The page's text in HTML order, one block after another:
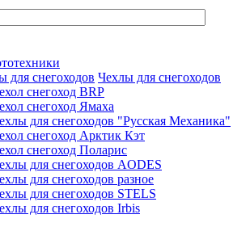
Чехлы для снегоходов
снегоход BRP
снегоход Ямаха
для снегоходов "Русская Механика"
снегоход Арктик Кэт
снегоход Поларис
для снегоходов AODES
для снегоходов разное
для снегоходов STELS
для снегоходов Irbis